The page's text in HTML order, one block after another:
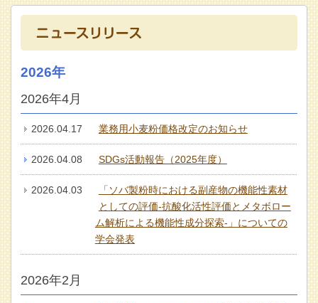
2026年
2026年4月
2026.04.17 業務用小麦粉価格改定のお知らせ
2026.04.08 SDGs活動報告（2025年度）
2026.04.03
「ソバ製粉時における副産物の機能性素材
としての評価-抗酸化活性評価とメタボロー
ム解析による機能性成分探索-」についての
学会発表
2026年2月